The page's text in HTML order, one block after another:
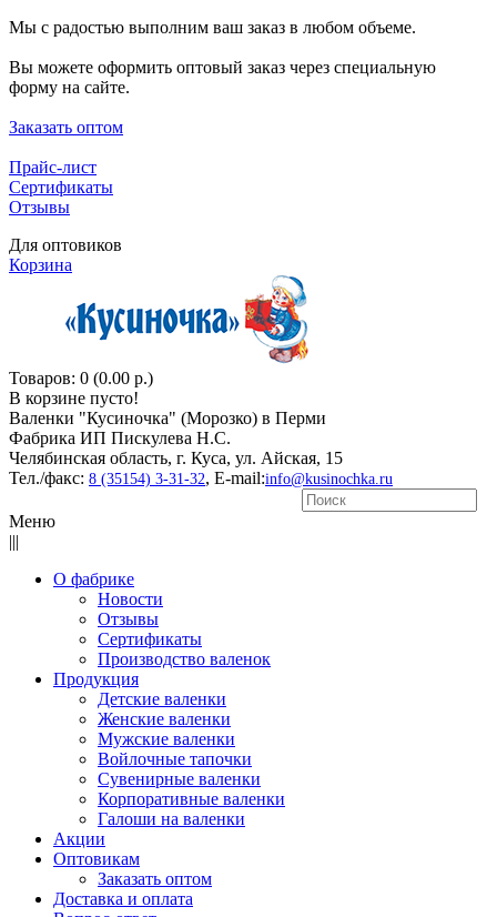
Мы с радостью выполним ваш заказ в любом объеме.
Вы можете оформить оптовый заказ через специальную
форму на сайте.
Заказать оптом
Прайс-лист
Сертификаты
Отзывы
Для оптовиков
Корзина
Товаров: 0 (0.00 р.)
В корзине пусто!
Валенки "Кусиночкa" (Морозко) в Перми
Фабрика ИП Пискулева Н.С.
Челябинская область, г. Куса, ул. Айская, 15
Тел./факс: 8 (35154) 3-31-32, E-mail:info@kusinochka.ru
Меню
|||
О фабрике
Новости
Отзывы
Сертификаты
Производство валенок
Продукция
Детские валенки
Женские валенки
Мужские валенки
Войлочные тапочки
Сувенирные валенки
Корпоративные валенки
Галоши на валенки
Акции
Оптовикам
Заказать оптом
Доставка и оплата